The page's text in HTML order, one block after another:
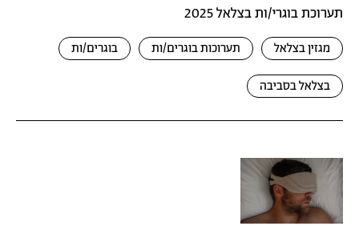
תערוכת בוגרי/ות בצלאל 2025
מגזין בצלאל תערוכות בוגרים/ות בוגרים/ות
בצלאל בסביבה